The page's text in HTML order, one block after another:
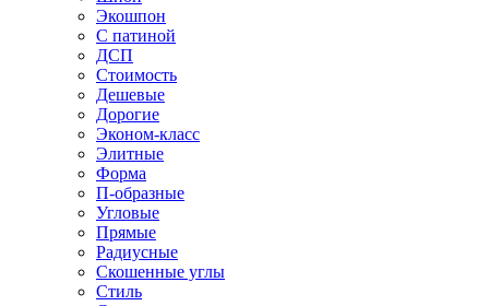
Экошпон
С патиной
ДСП
Стоимость
Дешевые
Дорогие
Эконом-класс
Элитные
Форма
П-образные
Угловые
Прямые
Радиусные
Скошенные углы
Стиль